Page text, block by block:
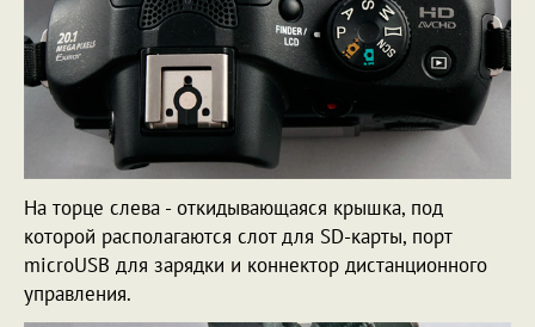
На торце слева - откидывающаяся крышка, под
которой располагаются слот для SD-карты, порт
microUSB для зарядки и коннектор дистанционного
управления.